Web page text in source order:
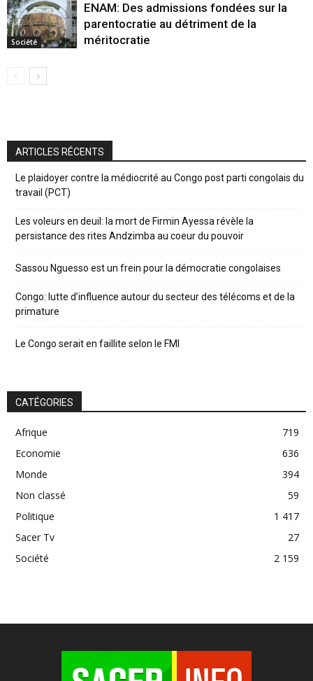
Société
ENAM: Des admissions fondées sur la
parentocratie au détriment de la
méritocratie
ARTICLES RÉCENTS
Le plaidoyer contre la médiocrité au Congo post parti congolais du
travail (PCT)
Les voleurs en deuil: la mort de Firmin Ayessa révèle la
persistance des rites Andzimba au coeur du pouvoir
Sassou Nguesso est un frein pour la démocratie congolaises
Congo: lutte d’influence autour du secteur des télécoms et de la
primature
Le Congo serait en faillite selon le FMI
CATÉGORIES
Afrique
719
Economie
636
Monde
394
Non classé
59
Politique
1 417
Sacer Tv
27
Société
2 159